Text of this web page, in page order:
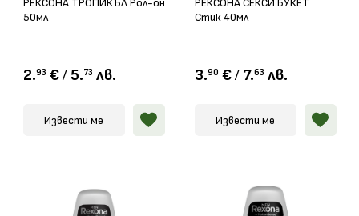
50мл
2.93 € / 5.73 лв.
Извести ме
Стик 40мл
3.90 € / 7.63 лв.
Извести ме